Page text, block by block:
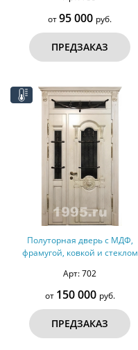
от95 000 руб.
ПРЕДЗАКАЗ
Полуторная дверь с МДФ,
фрамугой, ковкой и стеклом
Арт: 702
от 150 000 руб.
ПРЕДЗАКАЗ